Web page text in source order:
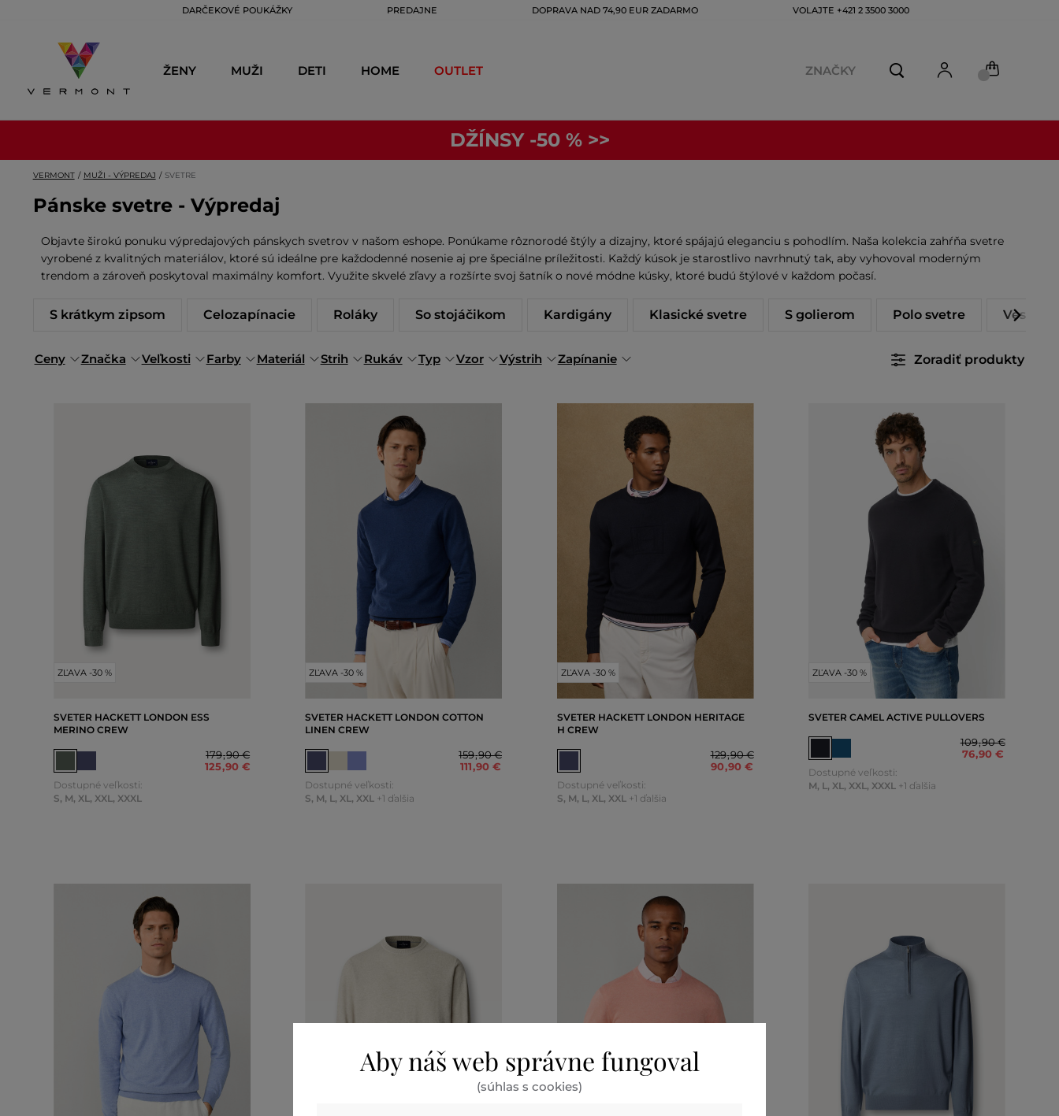
DARČEKOVÉ POUKÁŽKY PREDAJNE DOPRAVA NAD 74,90 EUR ZADARMO VOLAJTE +421 2 3500 3000
ŽENY MUŽI DETI HOME OUTLET ZNAČKY
DŽÍNSY -50 % >>
VERMONT MUŽI - VÝPREDAJ SVETRE
Pánske svetre - Výpredaj
Objavte širokú ponuku výpredajových pánskych svetrov v našom eshope. Ponúkame rôznorodé štýly a dizajny, ktoré spájajú eleganciu s pohodlím. Naša kolekcia zahŕňa svetre
vyrobené z kvalitných materiálov, ktoré sú ideálne pre každodenné nosenie aj pre špeciálne príležitosti. Každý kúsok je starostlivo navrhnutý tak, aby vyhovoval moderným
trendom a zároveň poskytoval maximálny komfort. Využite skvelé zľavy a rozšírte svoj šatník o nové módne kúsky, ktoré budú štýlové v každom počasí.
S krátkym zipsom Celozapínacie Roláky So stojáčikom Kardigány Klasické svetre S golierom Polo svetre Vesty
Ceny Značka Veľkosti Farby Materiál Strih Rukáv Typ Vzor Výstrih Zapínanie Zoradiť produkty
ZĽAVA -30 %
SVETER HACKETT LONDON ESS
MERINO CREW
179,90 €
125,90 €
Dostupné veľkosti:
S, M, XL, XXL, XXXL
ZĽAVA -30 %
SVETER HACKETT LONDON COTTON
LINEN CREW
159,90 €
111,90 €
Dostupné veľkosti:
S, M, L, XL, XXL +1 ďalšia
ZĽAVA -30 %
SVETER HACKETT LONDON HERITAGE
H CREW
129,90 €
90,90 €
Dostupné veľkosti:
S, M, L, XL, XXL +1 ďalšia
ZĽAVA -30 %
SVETER CAMEL ACTIVE PULLOVERS
109,90 €
76,90 €
Dostupné veľkosti:
M, L, XL, XXL, XXXL +1 ďalšia
Aby náš web správne fungoval
(súhlas s cookies)